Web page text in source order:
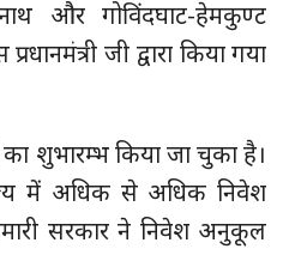
और गोविंदघाट-हेमकुण्ट
जी द्वारा किया गया
शुभारम्भ किया जा चुका है।
में अधिक से अधिक निवेश
सरकार ने निवेश अनुकूल